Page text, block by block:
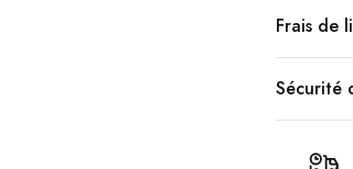
Frais de
Sécurité